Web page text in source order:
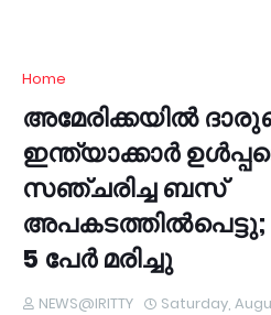
Home
അമേരിക്കയിൽ
ഇന്ത്യാക്കാർ
സഞ്ചരിച്ച ബസ്
അപകടത്തിൽപെട്ടു;
5 പേർ മരിച്ചു
NEWS@IRITTY Saturday,